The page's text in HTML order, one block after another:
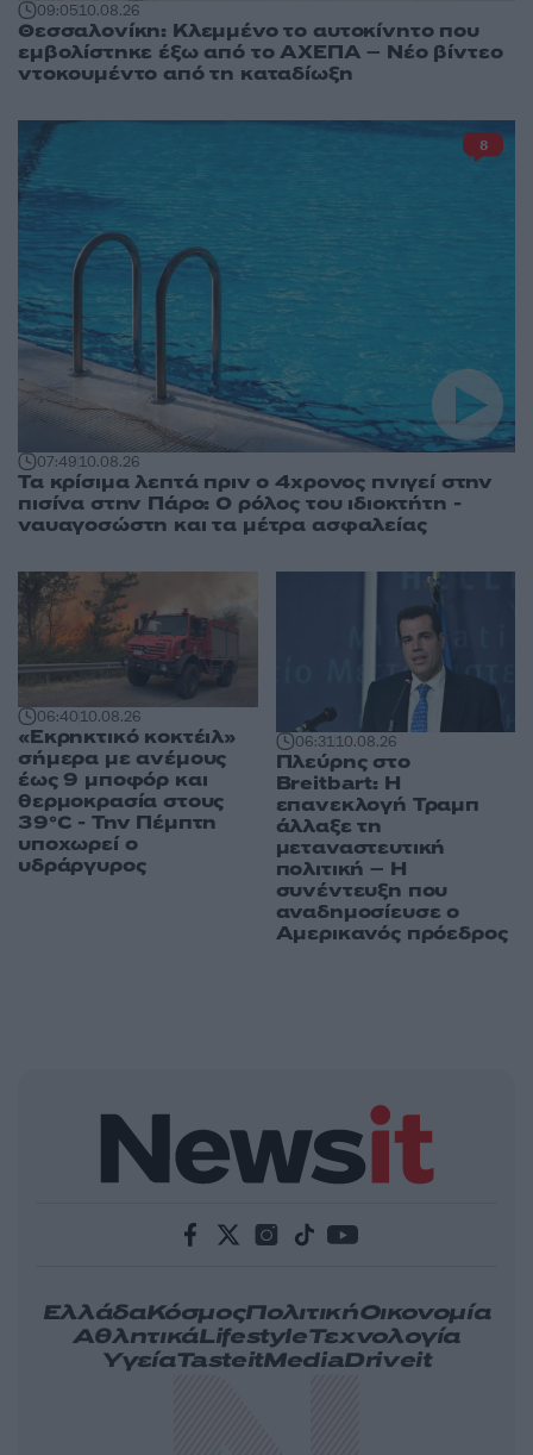
09:0510.08.26
Θεσσαλονίκη: Κλεμμένο το αυτοκίνητο που
εμβολίστηκε έξω από το ΑΧΕΠΑ – Νέο βίντεο
ντοκουμέντο από τη καταδίωξη
07:4910.08.26
Τα κρίσιμα λεπτά πριν ο 4χρονος πνιγεί στην
πισίνα στην Πάρο: Ο ρόλος του ιδιοκτήτη -
ναυαγοσώστη και τα μέτρα ασφαλείας
8
06:4010.08.26
«Εκρηκτικό κοκτέιλ»
σήμερα με ανέμους
έως 9 μποφόρ και
θερμοκρασία στους
39°C - Την Πέμπτη
υποχωρεί ο
υδράργυρος
06:3110.08.26
Πλεύρης στο
Breitbart: Η
επανεκλογή Τραμπ
άλλαξε τη
μεταναστευτική
πολιτική – Η
συνέντευξη που
αναδημοσίευσε ο
Αμερικανός πρόεδρος
ΕλλάδαΚόσμοςΠολιτικήΟικονομία
ΑθλητικάLifestyleΤεχνολογία
ΥγείαTasteitMediaDriveit